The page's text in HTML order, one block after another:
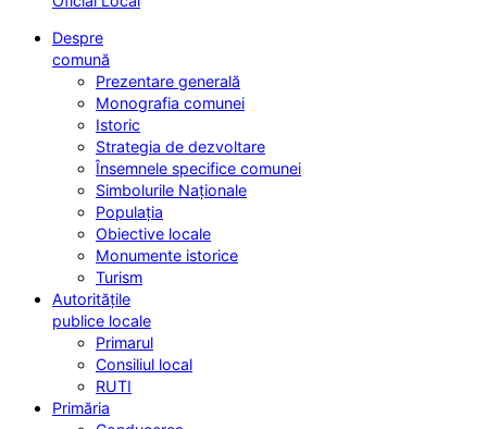
Despre
comună
Prezentare generală
Monografia comunei
Istoric
Strategia de dezvoltare
Însemnele specifice comunei
Simbolurile Naționale
Populația
Obiective locale
Monumente istorice
Turism
Autoritățile
publice locale
Primarul
Consiliul local
RUTI
Primăria